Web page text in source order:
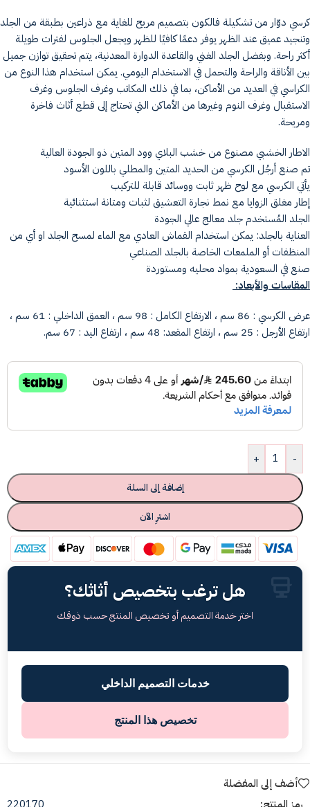
كرسي دوّار من تشكيلة فالكون بتصميم مريح للغاية مع ذراعين بطبقة من الجلد
وتنجيد عميق عند الظهر يوفر دعمًا كافيًا للظهر ويجعل الجلوس لفترات طويلة
أكثر راحة. وبفضل الجلد الغني والقاعدة الدوارة المعدنية، يتم تحقيق توازن جميل
بين الأناقة والراحة والتحمل في الاستخدام اليومي. يمكن استخدام هذا النوع من
الكراسي في العديد من الأماكن، بما في ذلك المكاتب وغرف الجلوس وغرف
الاستقبال وغرف النوم وغيرها من الأماكن التي تحتاج إلى قطع أثاث فاخرة
ومريحة.
الاطار الخشبي مصنوع من خشب البلاي وود المتين ذو الجودة العالية
تم صنع أرجُل الكرسي من الحديد المتين والمطلي باللون الأسود
يأتي الكرسي مع لوح ظهر ثابت ووسائد قابلة للتركيب
إطار مغلق الزوايا مع نمط نجارة التعشيق لثبات ومتانة استثنائية
الجلد المُستخدم جلد معالج عالي الجودة
العناية بالجلد: يمكن استخدام القماش العادي مع الماء لمسح الجلد او أي من
المنظفات أو الملمعات الخاصة بالجلد الصناعي
صنع في السعودية بمواد محليه ومستوردة
المقاسات والأبعاد:
عرض الكرسي : 86 سم ، الارتفاع الكامل : 98 سم ، العمق الداخلي : 61 سم ،
ارتفاع الأرجل : 25 سم ، ارتفاع المقعد: 48 سم ، ارتفاع اليد : 67 سم.
-
+
إضافة إلى السلة
اشترِ الآن
هل ترغب بتخصيص أثاثك؟
اختر خدمة التصميم أو تخصيص المنتج حسب ذوقك
خدمات التصميم الداخلي
تخصيص هذا المنتج
أضف إلى المفضلة